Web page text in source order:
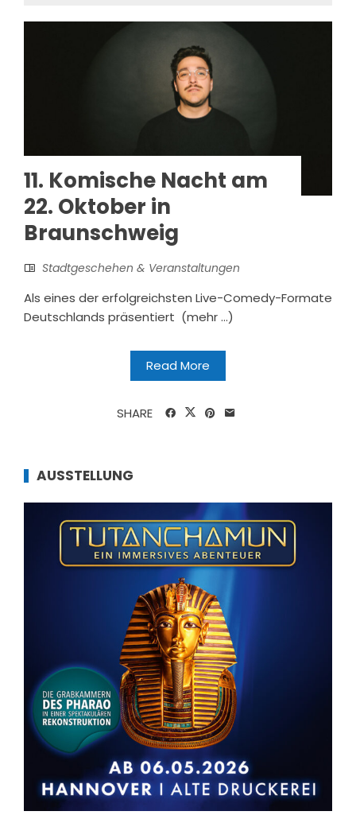
11. Komische Nacht am
22. Oktober in
Braunschweig
Stadtgeschehen & Veranstaltungen
Als eines der erfolgreichsten Live-Comedy-Formate
Deutschlands präsentiert (mehr …)
Read More
SHARE
AUSSTELLUNG